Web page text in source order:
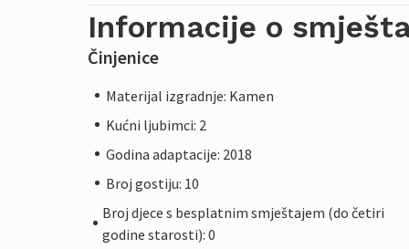
Informacije o
Činjenice
Materijal izgradnje: Kamen
Kućni ljubimci: 2
Godina adaptacije: 2018
Broj gostiju: 10
Broj djece s besplatnim smještajem (do četiri
godine starosti): 0